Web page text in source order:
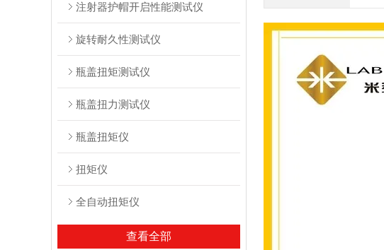
注射器护帽开启性能测试仪
旋转耐久性测试仪
瓶盖扭矩测试仪
瓶盖扭力测试仪
瓶盖扭矩仪
扭矩仪
全自动扭矩仪
查看全部